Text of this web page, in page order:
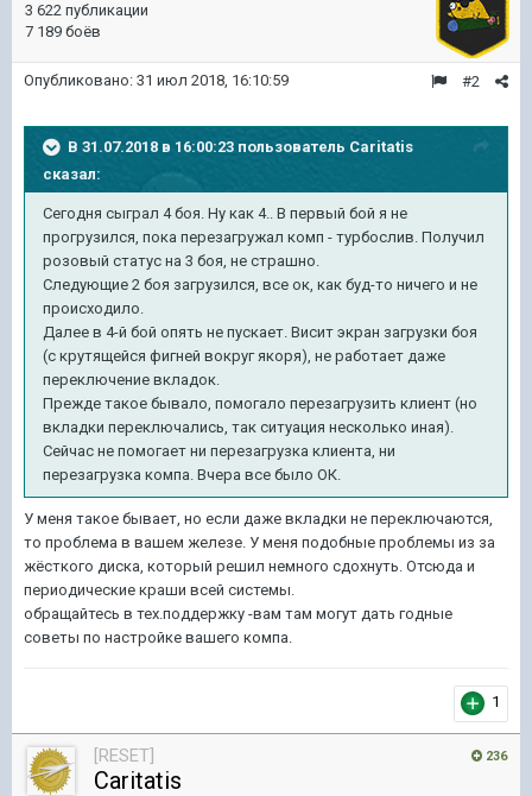
3 622 публикации
7 189 боёв
#2
Опубликовано: 31 июл 2018, 16:10:59
В 31.07.2018 в 16:00:23 пользователь Caritatis
сказал:
Сегодня сыграл 4 боя. Ну как 4.. В первый бой я не
прогрузился, пока перезагружал комп - турбослив. Получил
розовый статус на 3 боя, не страшно.
Следующие 2 боя загрузился, все ок, как буд-то ничего и не
происходило.
Далее в 4-й бой опять не пускает. Висит экран загрузки боя
(с крутящейся фигней вокруг якоря), не работает даже
переключение вкладок.
Прежде такое бывало, помогало перезагрузить клиент (но
вкладки переключались, так ситуация несколько иная).
Сейчас не помогает ни перезагрузка клиента, ни
перезагрузка компа. Вчера все было ОК.
У меня такое бывает, но если даже вкладки не переключаются,
то проблема в вашем железе. У меня подобные проблемы из за
жёсткого диска, который решил немного сдохнуть. Отсюда и
периодические краши всей системы.
обращайтесь в тех.поддержку -вам там могут дать годные
советы по настройке вашего компа.
1
236
[RESET]
Caritatis